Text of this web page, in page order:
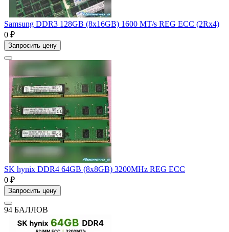
Samsung DDR3 128GB (8x16GB) 1600 MT/s REG ECC (2Rx4)
0 ₽
Запросить цену
SK hynix DDR4 64GB (8x8GB) 3200MHz REG ECC
0 ₽
Запросить цену
94 БАЛЛОВ